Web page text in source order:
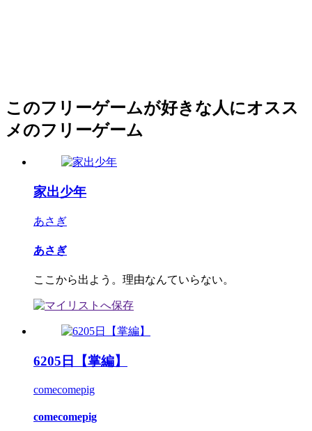
このフリーゲームが好きな人にオスス
メのフリーゲーム
家出少年
あさぎ
あさぎ
ここから出よう。理由なんていらない。
6205日【掌編】
comecomepig
comecomepig